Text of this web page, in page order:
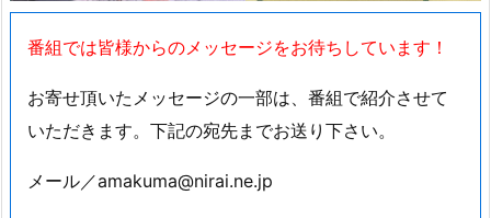
番組では皆様からのメッセージをお待ちしています！
お寄せ頂いたメッセージの一部は、番組で紹介させて
いただきます。下記の宛先までお送り下さい。
メール／amakuma@nirai.ne.jp